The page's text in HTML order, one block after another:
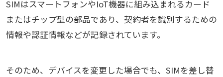
SIMはスマートフォンやIoT機器に組み込まれるカード
またはチップ型の部品であり、契約者を識別するための
情報や認証情報などが記録されています。
そのため、デバイスを変更した場合でも、SIMを差し替